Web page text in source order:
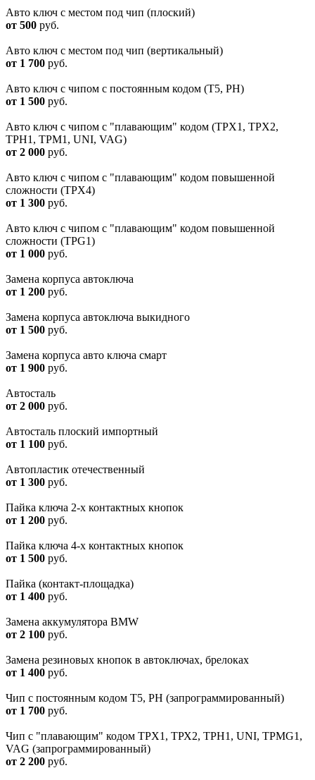
Авто ключ с местом под чип (плоский)
от 500 руб.
Авто ключ с местом под чип (вертикальный)
от 1 700 руб.
Авто ключ с чипом с постоянным кодом (T5, PH)
от 1 500 руб.
Авто ключ с чипом с "плавающим" кодом (TPX1, TPX2,
TPH1, TPM1, UNI, VAG)
от 2 000 руб.
Авто ключ с чипом с "плавающим" кодом повышенной
сложности (TPХ4)
от 1 300 руб.
Авто ключ с чипом с "плавающим" кодом повышенной
сложности (ТРG1)
от 1 000 руб.
Замена корпуса автоключа
от 1 200 руб.
Замена корпуса автоключа выкидного
от 1 500 руб.
Замена корпуса авто ключа смарт
от 1 900 руб.
Автосталь
от 2 000 руб.
Автосталь плоский импортный
от 1 100 руб.
Автопластик отечественный
от 1 300 руб.
Пайка ключа 2-х контактных кнопок
от 1 200 руб.
Пайка ключа 4-х контактных кнопок
от 1 500 руб.
Пайка (контакт-площадка)
от 1 400 руб.
Замена аккумулятора BMW
от 2 100 руб.
Замена резиновых кнопок в автоключах, брелоках
от 1 400 руб.
Чип с постоянным кодом T5, PH (запрограммированный)
от 1 700 руб.
Чип с "плавающим" кодом TPX1, ТРХ2, TPH1, UNI, TPMG1,
VAG (запрограммированный)
от 2 200 руб.